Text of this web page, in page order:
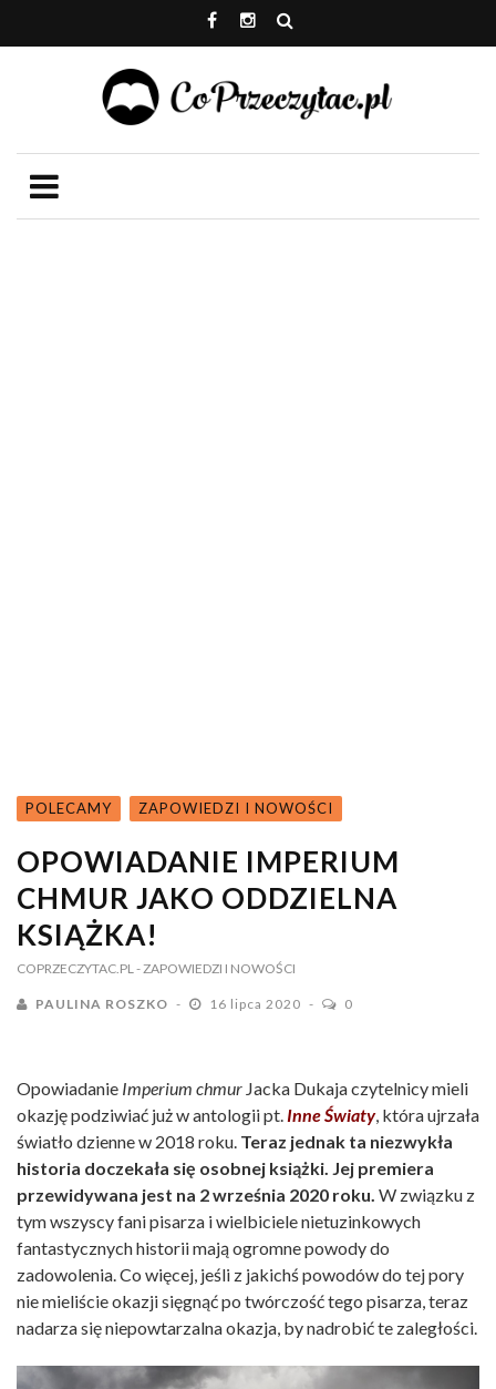
POLECAMY ZAPOWIEDZI I NOWOŚCI
OPOWIADANIE IMPERIUM
CHMUR JAKO ODDZIELNA
KSIĄŻKA!
COPRZECZYTAC.PL - ZAPOWIEDZI I NOWOŚCI
PAULINA ROSZKO 16 lipca 2020 0
Opowiadanie Imperium chmur Jacka Dukaja czytelnicy mieli
okazję podziwiać już w antologii pt. Inne Światy, która ujrzała
światło dzienne w 2018 roku. Teraz jednak ta niezwykła
historia doczekała się osobnej książki. Jej premiera
przewidywana jest na 2 września 2020 roku. W związku z
tym wszyscy fani pisarza i wielbiciele nietuzinkowych
fantastycznych historii mają ogromne powody do
zadowolenia. Co więcej, jeśli z jakichś powodów do tej pory
nie mieliście okazji sięgnąć po twórczość tego pisarza, teraz
nadarza się niepowtarzalna okazja, by nadrobić te zaległości.